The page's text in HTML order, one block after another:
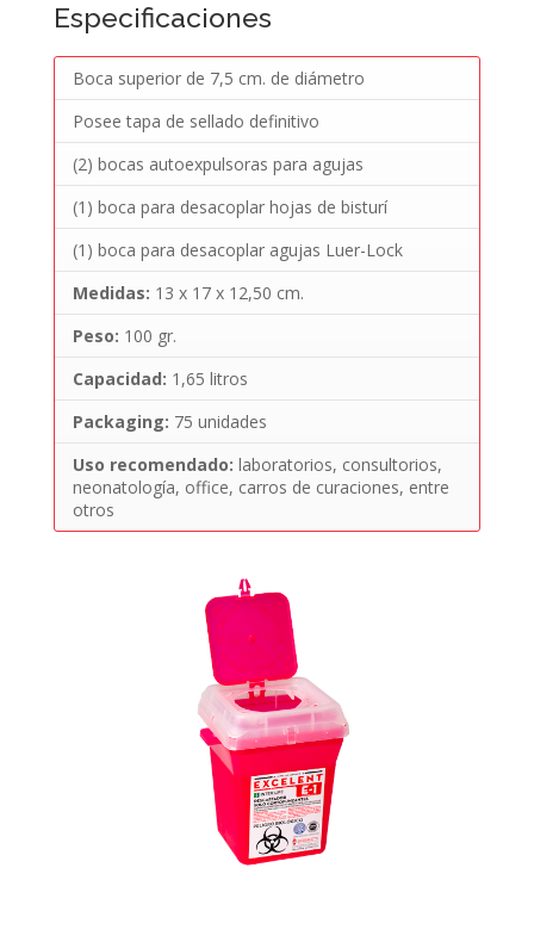
Especificaciones
Boca superior de 7,5 cm. de diámetro
Posee tapa de sellado definitivo
(2) bocas autoexpulsoras para agujas
(1) boca para desacoplar hojas de bisturí
(1) boca para desacoplar agujas Luer-Lock
Medidas: 13 x 17 x 12,50 cm.
Peso: 100 gr.
Capacidad: 1,65 litros
Packaging: 75 unidades
Uso recomendado: laboratorios, consultorios,
neonatología, office, carros de curaciones, entre
otros